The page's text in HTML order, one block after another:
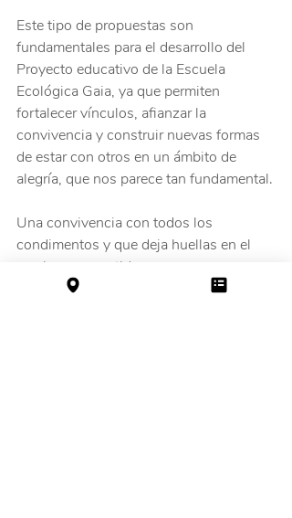
Este tipo de propuestas son
fundamentales para el desarrollo del
Proyecto educativo de la Escuela
Ecológica Gaia, ya que permiten
fortalecer vínculos, afianzar la
convivencia y construir nuevas formas
de estar con otros en un ámbito de
alegría, que nos parece tan fundamental.
Una convivencia con todos los
condimentos y que deja huellas en el
camino compartido.